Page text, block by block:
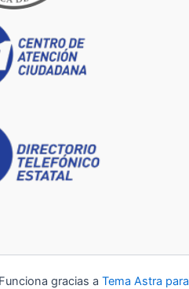
gracias a Tema Astra para